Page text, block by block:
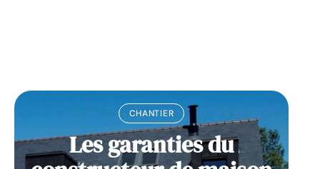
CHANTIER
Les garanties du